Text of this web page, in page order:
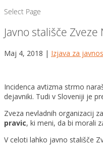
Select Page
Javno stališče
Maj 4, 2018 | Izjava za
Incidenca avtizma strmo
dejavniki. Tudi v Sloveniji je
Zveza nevladnih organizacij
pravic, ki meni, da bi morali
V celoti lahko javno stališče